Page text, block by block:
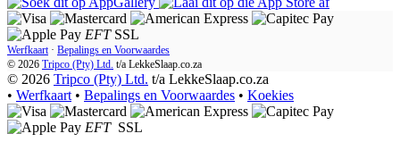
EFT SSL
Werfkaart · Bepalings en Voorwaardes
© 2026 Tripco (Pty) Ltd. t/a LekkeSlaap.co.za
© 2026 Tripco (Pty) Ltd. t/a LekkeSlaap.co.za
• Werfkaart • Bepalings en Voorwaardes • Koekies
EFT SSL